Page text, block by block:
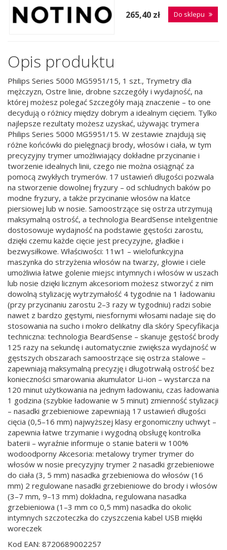
265,40 zł Do sklepu
Opis produktu
Philips Series 5000 MG5951/15, 1 szt., Trymetry dla
mężczyzn, Ostre linie, drobne szczegóły i wydajność, na
której możesz polegać Szczegóły mają znaczenie – to one
decydują o różnicy między dobrym a idealnym cięciem. Tylko
najlepsze rezultaty możesz uzyskać, używając trymera
Philips Series 5000 MG5951/15. W zestawie znajdują się
różne końcówki do pielęgnacji brody, włosów i ciała, w tym
precyzyjny trymer umożliwiający dokładne przycinanie i
tworzenie idealnych linii, czego nie można osiągnąć za
pomocą zwykłych trymerów. 17 ustawień długości pozwala
na stworzenie dowolnej fryzury – od schludnych baków po
modne fryzury, a także przycinanie włosów na klatce
piersiowej lub w nosie. Samoostrzące się ostrza utrzymują
maksymalną ostrość, a technologia BeardSense inteligentnie
dostosowuje wydajność na podstawie gęstości zarostu,
dzięki czemu każde cięcie jest precyzyjne, gładkie i
bezwysiłkowe. Właściwości: 11w1 – wielofunkcyjna
maszynka do strzyżenia włosów na twarzy, głowie i ciele
umożliwia łatwe golenie miejsc intymnych i włosów w uszach
lub nosie dzięki licznym akcesoriom możesz stworzyć z nim
dowolną stylizację wytrzymałość 4 tygodnie na 1 ładowaniu
(przy przycinaniu zarostu 2–3 razy w tygodniu) radzi sobie
nawet z bardzo gęstymi, niesfornymi włosami nadaje się do
stosowania na sucho i mokro delikatny dla skóry Specyfikacja
techniczna: technologia BeardSense – skanuje gęstość brody
125 razy na sekundę i automatycznie zwiększa wydajność w
gęstszych obszarach samoostrzące się ostrza stalowe –
zapewniają maksymalną precyzję i długotrwałą ostrość bez
konieczności smarowania akumulator Li-ion – wystarcza na
120 minut użytkowania na jednym ładowaniu, czas ładowania
1 godzina (szybkie ładowanie w 5 minut) zmienność stylizacji
– nasadki grzebieniowe zapewniają 17 ustawień długości
cięcia (0,5–16 mm) najwyższej klasy ergonomiczny uchwyt –
zapewnia łatwe trzymanie i wygodną obsługę kontrolka
baterii – wyraźnie informuje o stanie baterii w 100%
wodoodporny Akcesoria: metalowy trymer trymer do
włosów w nosie precyzyjny trymer 2 nasadki grzebieniowe
do ciała (3, 5 mm) nasadka grzebieniowa do włosów (16
mm) 2 regulowane nasadki grzebieniowe do brody i włosów
(3–7 mm, 9–13 mm) dokładna, regulowana nasadka
grzebieniowa (1–3 mm co 0,5 mm) nasadka do okolic
intymnych szczoteczka do czyszczenia kabel USB miękki
woreczek
Kod EAN: 8720689002257